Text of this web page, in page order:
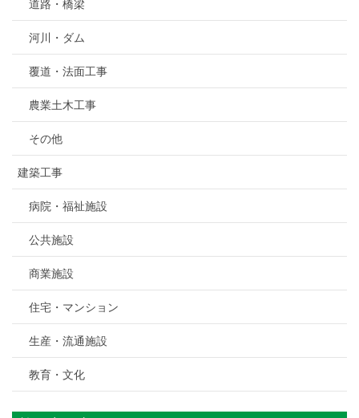
道路・橋梁
河川・ダム
覆道・法面工事
農業土木工事
その他
建築工事
病院・福祉施設
公共施設
商業施設
住宅・マンション
生産・流通施設
教育・文化